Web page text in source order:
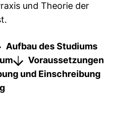
und Theorie der
Aufbau des Studiums
Voraussetzungen
und Einschreibung